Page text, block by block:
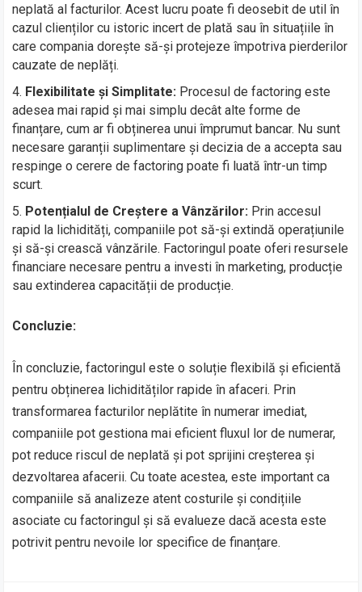
neplată al facturilor. Acest lucru poate fi deosebit de util în
cazul clienților cu istoric incert de plată sau în situațiile în
care compania dorește să-și protejeze împotriva pierderilor
cauzate de neplăți.
Flexibilitate și Simplitate: Procesul de factoring este
adesea mai rapid și mai simplu decât alte forme de
finanțare, cum ar fi obținerea unui împrumut bancar. Nu sunt
necesare garanții suplimentare și decizia de a accepta sau
respinge o cerere de factoring poate fi luată într-un timp
scurt.
Potențialul de Creștere a Vânzărilor: Prin accesul
rapid la lichidități, companiile pot să-și extindă operațiunile
și să-și crească vânzările. Factoringul poate oferi resursele
financiare necesare pentru a investi în marketing, producție
sau extinderea capacității de producție.
Concluzie:
În concluzie, factoringul este o soluție flexibilă și eficientă
pentru obținerea lichidităților rapide în afaceri. Prin
transformarea facturilor neplătite în numerar imediat,
companiile pot gestiona mai eficient fluxul lor de numerar,
pot reduce riscul de neplată și pot sprijini creșterea și
dezvoltarea afacerii. Cu toate acestea, este important ca
companiile să analizeze atent costurile și condițiile
asociate cu factoringul și să evalueze dacă acesta este
potrivit pentru nevoile lor specifice de finanțare.